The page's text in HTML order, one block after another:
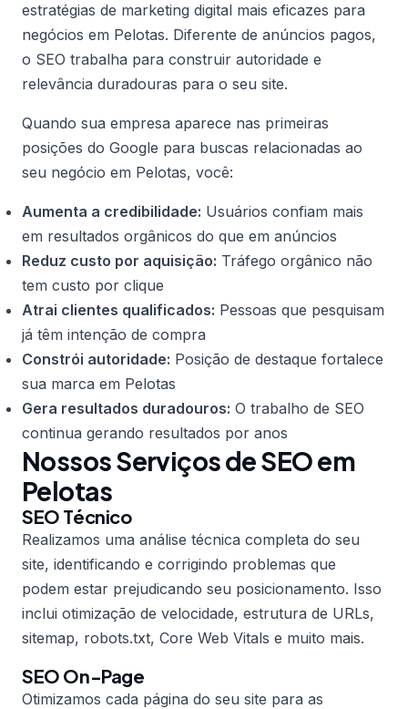
estratégias de marketing digital mais eficazes para
negócios em Pelotas. Diferente de anúncios pagos,
o SEO trabalha para construir autoridade e
relevância duradouras para o seu site.
Quando sua empresa aparece nas primeiras
posições do Google para buscas relacionadas ao
seu negócio em Pelotas, você:
Aumenta a credibilidade: Usuários confiam mais
em resultados orgânicos do que em anúncios
Reduz custo por aquisição: Tráfego orgânico não
tem custo por clique
Atrai clientes qualificados: Pessoas que pesquisam
já têm intenção de compra
Constrói autoridade: Posição de destaque fortalece
sua marca em Pelotas
Gera resultados duradouros: O trabalho de SEO
continua gerando resultados por anos
Nossos Serviços de SEO em
Pelotas
SEO Técnico
Realizamos uma análise técnica completa do seu
site, identificando e corrigindo problemas que
podem estar prejudicando seu posicionamento. Isso
inclui otimização de velocidade, estrutura de URLs,
sitemap, robots.txt, Core Web Vitals e muito mais.
SEO On-Page
Otimizamos cada página do seu site para as